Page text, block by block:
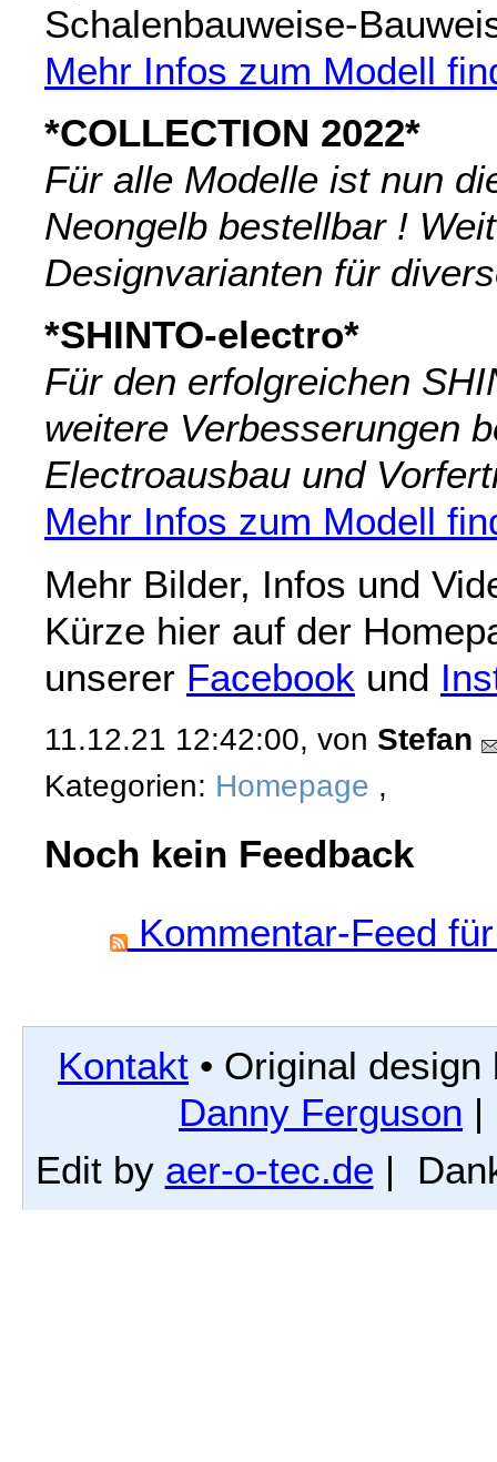
Schalenbauweise-
Mehr Infos zum Modell
*COLLECTION 2022*
Für alle Modelle ist nun
Neongelb bestellbar !
Designvarianten für
*SHINTO-electro*
Für den erfolgreichen
weitere Verbesserungen
Electroausbau und
Mehr Infos zum Modell
Mehr Bilder, Infos und
Kürze hier auf der
unserer Facebook und
11.12.21 12:42:00, von Stefan
Kategorien: Homepage ,
Noch kein Feedback
Kommentar-Feed
Kontakt • Original
Danny Ferguson |
Edit by aer-o-tec.de |